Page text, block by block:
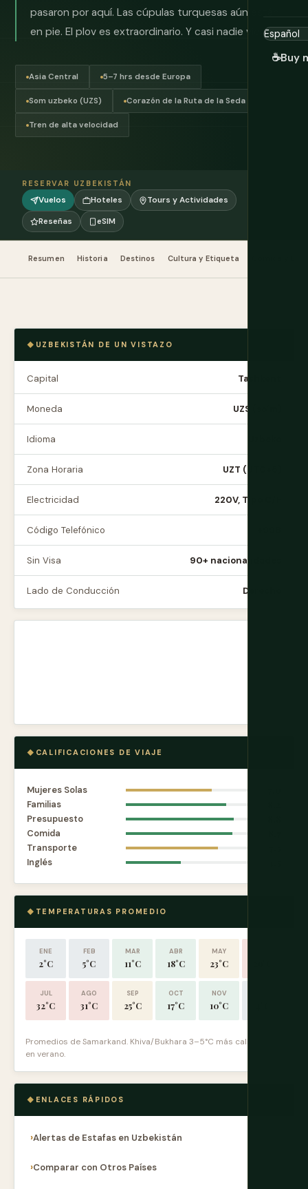
☕Buy
pasaron por aquí. Las cúpulas turquesas aún están
en pie. El plov es extraordinario. Y casi nadie viene.
Asia Central 5–7 hrs desde Europa
Som uzbeko (UZS) Corazón de la Ruta de la Seda
Tren de alta velocidad
RESERVAR UZBEKISTÁN
Vuelos Hoteles
Tours y Actividades
Reseñas
eSIM
Resumen Historia Destinos Cultura y Etiqueta
UZBEKISTÁN DE UN VISTAZO
Capital Tashkent
Moneda UZS (soʻm)
Idioma
Zona Horaria UZT (UTC+5)
Electricidad 220V, Tipo C/F
Código Telefónico
Sin Visa 90+ nacionalidades
Lado de Conducción Derecho
CALIFICACIONES DE VIAJE
Mujeres Solas
Familias
Presupuesto
Comida
Transporte
Inglés
TEMPERATURAS PROMEDIO
ENE
2°C
FEB
5°C
MAR
11°C
ABR
18°C
MAY
23°C
JUL
32°C
AGO
31°C
SEP
25°C
OCT
17°C
NOV
10°C
Promedios de Samarkand. Khiva/Bukhara 3–5°C más calientes
en verano.
ENLACES RÁPIDOS
Alertas de Estafas en Uzbekistán
Comparar con Otros Países